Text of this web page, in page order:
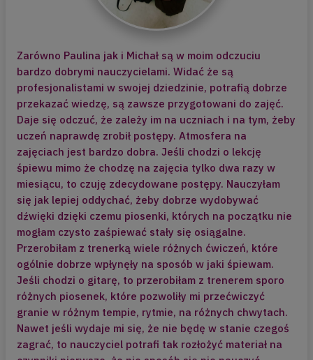
Ramowy plan spotkań:
I - Uważność – pierwszy krok do
równowagi
W dzisiejszym zabieganym świecie
zapominamy o tym jak ważny jest
kontakt ze samym sobą,
z wewnętrznym głosem intuicji.
Uciekamy od bycia tu i teraz, nasze
myśli wiecznie gdzieś biegną, nie
zwracamy uwagi na sygnały z ciała
i psychiki.
Pierwszym krokiem w kierunku
odzyskania osobistej harmonii jest
samoobserwacja, uważność, skupienie
na byciu tu i teraz, na czerpaniu
informacji z tego co chce nam
zakomunikować nasze ciało, głos,
wnętrze. Temu będzie poświęcone
pierwsze spotkanie z cyklu nauki
relaksacji.
Zarówno Paulina jak i Michał są w moim odczuciu
bardzo dobrymi nauczycielami. Widać że są
profesjonalistami w swojej dziedzinie, potrafią dobrze
przekazać wiedzę, są zawsze przygotowani do zajęć.
Daje się odczuć, że zależy im na uczniach i na tym, żeby
uczeń naprawdę zrobił postępy. Atmosfera na
zajęciach jest bardzo dobra. Jeśli chodzi o lekcję
śpiewu mimo że chodzę na zajęcia tylko dwa razy w
miesiącu, to czuję zdecydowane postępy. Nauczyłam
się jak lepiej oddychać, żeby dobrze wydobywać
dźwięki dzięki czemu piosenki, których na początku nie
mogłam czysto zaśpiewać stały się osiągalne.
Przerobiłam z trenerką wiele różnych ćwiczeń, które
ogólnie dobrze wpłynęły na sposób w jaki śpiewam.
Jeśli chodzi o gitarę, to przerobiłam z trenerem sporo
różnych piosenek, które pozwoliły mi przećwiczyć
granie w różnym tempie, rytmie, na różnych chwytach.
Nawet jeśli wydaje mi się, że nie będę w stanie czegoś
zagrać, to nauczyciel potrafi tak rozłożyć materiał na